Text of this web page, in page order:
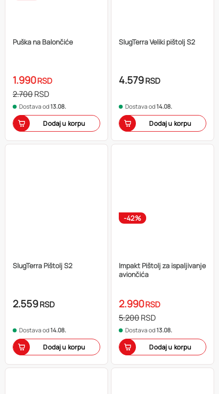
Puška na Balončiće
1.990RSD
2.700RSD
Dostava od13.08.
Dodaj u korpu
SlugTerra Veliki pištolj S2
4.579RSD
Dostava od14.08.
Dodaj u korpu
SlugTerra Pištolj S2
2.559RSD
Dostava od14.08.
Dodaj u korpu
-42%
Impakt Pištolj za ispaljivanje
aviončića
2.990RSD
5.200RSD
Dostava od13.08.
Dodaj u korpu